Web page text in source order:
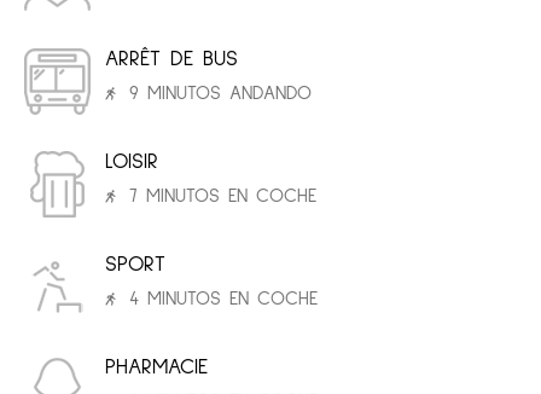
ARRÊT DE BUS
9 MINUTOS ANDANDO
LOISIR
7 MINUTOS EN COCHE
SPORT
4 MINUTOS EN COCHE
PHARMACIE